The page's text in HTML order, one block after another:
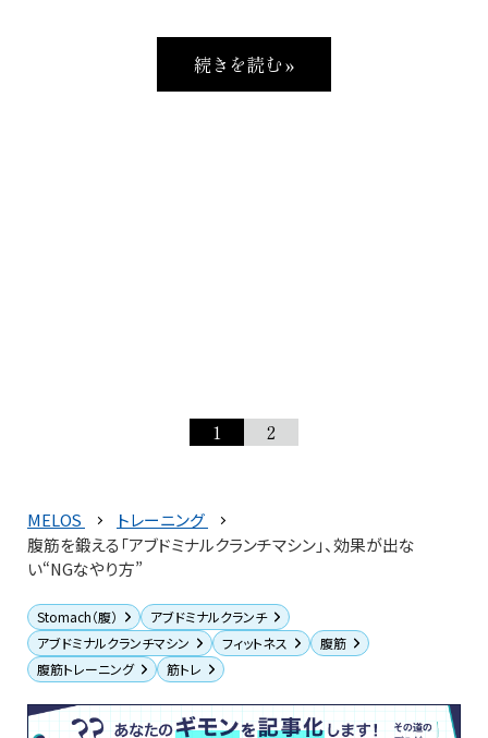
続きを読む »
1 2
MELOS
トレーニング
腹筋を鍛える「アブドミナルクランチマシン」、効果が出な
い“NGなやり方”
Stomach（腹）
アブドミナルクランチ
アブドミナルクランチマシン
フィットネス
腹筋
腹筋トレーニング
筋トレ